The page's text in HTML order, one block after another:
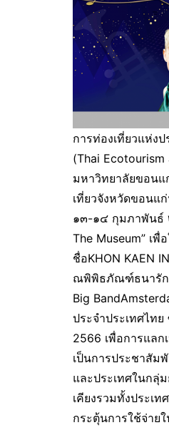
การท่องเที่ยวแห่ง
(Thai
มหาวิทยาลัยขอน
เที่ยวจังหวัดขอนแ
๑๓-๑๔ กุมภาพันธ์
The Museum” เ
ชื่อKHON KAEN
ณพิพิธภัณฑ์ธนารัก
Big
ประจำประเทศไท
2566 เพื่อการแล
เป็นการประชาสัม
และประเทศในกลุ่
เคียงรวมทั้งประเ
กระตุ้นการใช้จ่าย